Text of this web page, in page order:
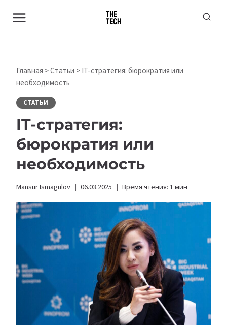
Главная >Статьи > IT-стратегия: бюрократия или
необходимость
СТАТЬИ
IT-стратегия:
бюрократия или
необходимость
Mansur Ismagulov 06.03.2025 Время чтения: 1 мин